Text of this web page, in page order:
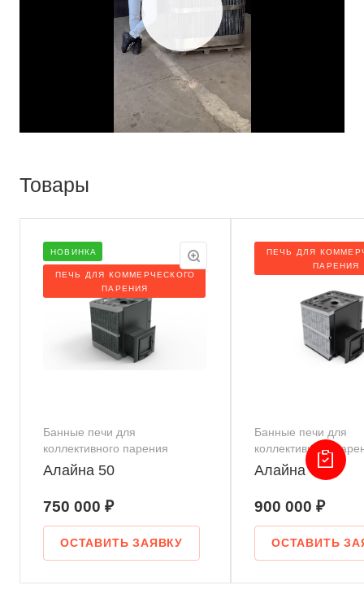
Play
Video
Товары
НОВИНКА
ПЕЧЬ ДЛЯ КОММЕРЧЕСКОГО
ПАРЕНИЯ
Банные печи для
коллективного парения
Алайна 50
750 000 ₽
ОСТАВИТЬ ЗАЯВКУ
ПЕЧЬ ДЛЯ
ПАРЕНИЯ
Банные печи для
коллективного
Алайна 70
900 000 ₽
ОСТАВИТЬ